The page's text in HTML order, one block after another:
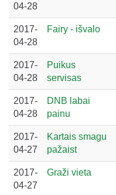
04-28
2017-
04-28
Fairy - išvalo
2017-
04-28
Puikus
servisas
2017-
04-28
DNB labai
painu
2017-
04-27
Kartais smagu
pažaist
2017-
04-27
Graži vieta